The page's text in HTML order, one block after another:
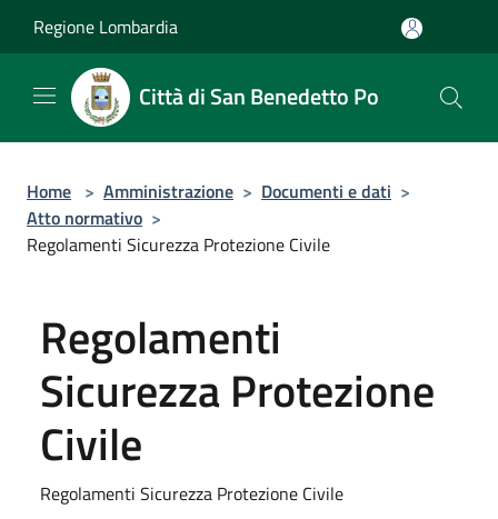
Regione Lombardia
Città di San Benedetto Po
Home > Amministrazione > Documenti e dati >
Atto normativo >
Regolamenti Sicurezza Protezione Civile
Regolamenti
Sicurezza Protezione
Civile
Regolamenti Sicurezza Protezione Civile